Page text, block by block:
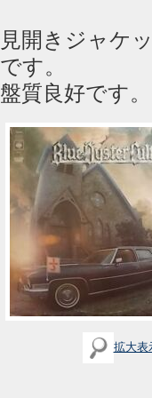
見開きジャケ
です。
盤質良好です。
拡大表